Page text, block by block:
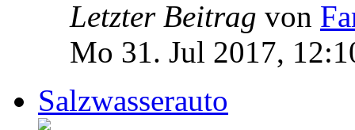
Letzter Beitrag von
Mo 31. Jul 2017,
Salzwasserauto